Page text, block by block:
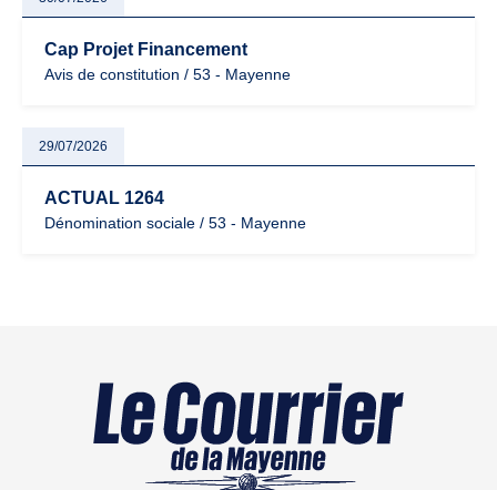
Cap Projet Financement
Avis de constitution / 53 - Mayenne
29/07/2026
ACTUAL 1264
Dénomination sociale / 53 - Mayenne